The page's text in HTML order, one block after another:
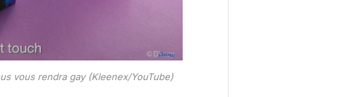
vous rendra gay (Kleenex/YouTube)